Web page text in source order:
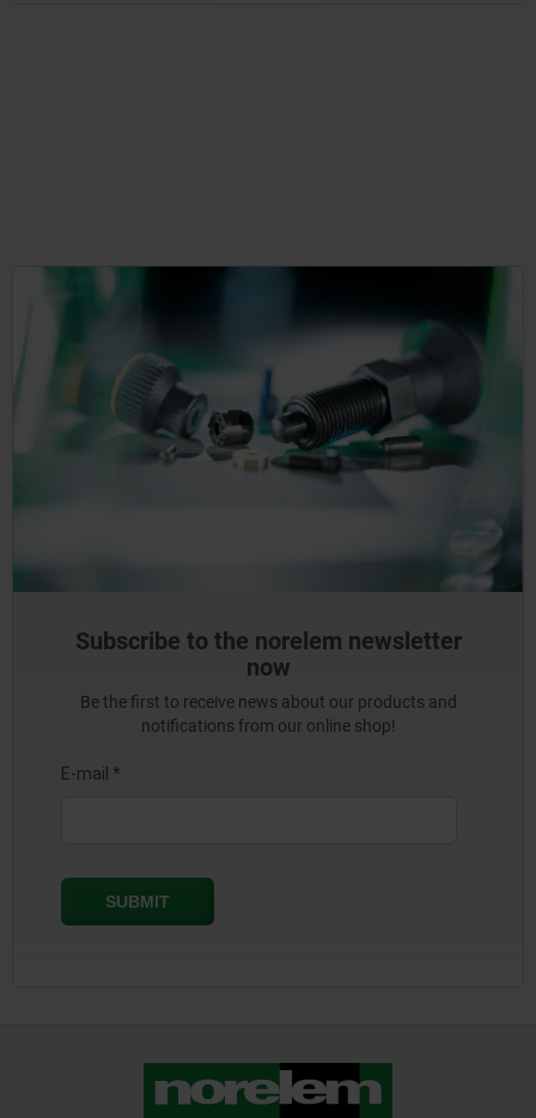
Subscribe to the norelem newsletter
now
Be the first to receive news about our products and
notifications from our online shop!